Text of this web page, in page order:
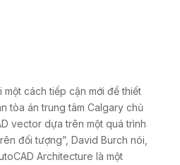
cách tiếp cận mới để thiết
tòa án trung tâm Calgary chủ
vector dựa trên một quá trình
đối tượng”, David Burch nói,
Architecture là một